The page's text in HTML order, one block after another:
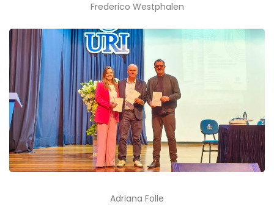
Frederico Westphalen
Adriana Folle